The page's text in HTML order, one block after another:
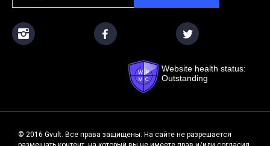
Website health status:
Outstanding
© 2016 Gvult. Все права защищены. На сайте не разрешается